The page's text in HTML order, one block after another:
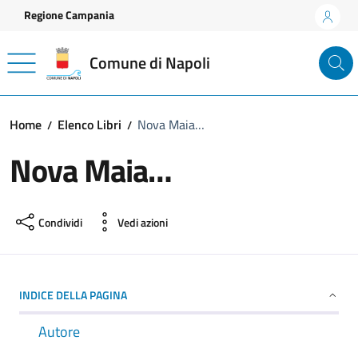
Vai ai contenuti
Vai al footer
Regione Campania
Comune di Napoli
Home Elenco Libri Nova Maia…
Nova Maia…
Condividi Vedi azioni
INDICE DELLA PAGINA
Autore